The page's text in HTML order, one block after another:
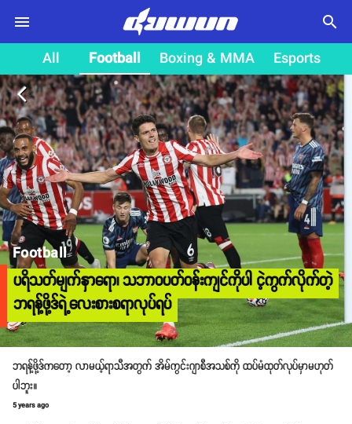
search
All Football Boxing & MMA Esports
arrow_back_ios
Football
ပရိသတ်မျက်နှာရော၊ သဘာဝပတ်ဝန်းကျင်ကိုပါ ငဲ့ကွက်လိုက်တဲ့
ဘရန့်ဖို့ဒ်ရဲ့လေးစားစရာလုပ်ရပ်
ဘရန့်ဖို့ဒ်ကတော့ လာမယ့်ရာသီအတွက် အိမ်ကွင်းဂျာစီအသစ်ကို ထပ်မံထုတ်လုပ်မှာမဟုတ်
ပါဘူး။
5 years ago